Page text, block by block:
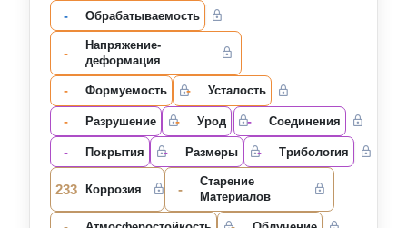
- Oбрабатываемость
-
Напряжение-
деформация
- Формуемость - Усталость
- Разрушение - Урод - Соединения
- Покрытия - Размеры - Трибология
233 Коррозия -
Старение
Материалов